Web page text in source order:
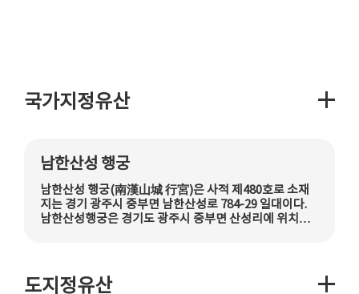
국가지정유산
남한산성 행궁
남한산성 행궁(南漢山城 行宮)은 사적 제480호로 소재
지는 경기 광주시 중부면 남한산성로 784-29 일대이다.
남한산성행궁은 경기도 광주시 중부면 산성리에 위치해
도지정유산